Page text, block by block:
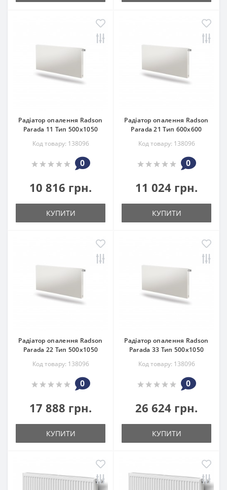
Радіатор опалення Radson
Parada 11 Тип 500х1050
Код товару: 138096
0
10 816 грн.
КУПИТИ
Радіатор опалення Radson
Parada 21 Тип 600х600
Код товару: 138096
0
11 024 грн.
КУПИТИ
Радіатор опалення Radson
Parada 22 Тип 500х1050
Код товару: 138096
0
17 888 грн.
КУПИТИ
Радіатор опалення Radson
Parada 33 Тип 500х1050
Код товару: 138096
0
26 624 грн.
КУПИТИ